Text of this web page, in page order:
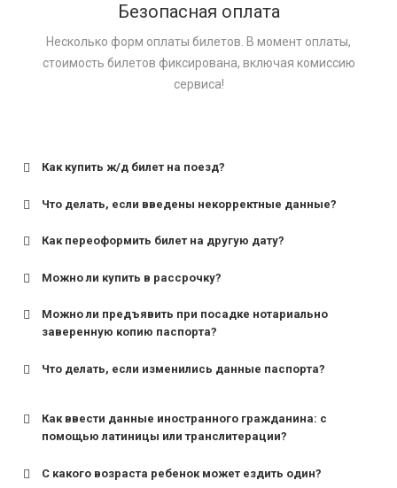
Безопасная оплата
Несколько форм оплаты билетов. В момент оплаты,
стоимость билетов фиксирована, включая комиссию
сервиса!
Как купить ж/д билет на поезд?
Что делать, если введены некорректные данные?
Как переоформить билет на другую дату?
Можно ли купить в рассрочку?
Можно ли предъявить при посадке нотариально
заверенную копию паспорта?
Что делать, если изменились данные паспорта?
Как ввести данные иностранного гражданина: с
помощью латиницы или транслитерации?
С какого возраста ребенок может ездить один?